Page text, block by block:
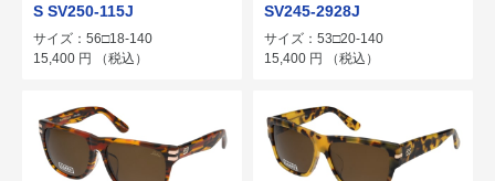
S SV250-115J
サイズ：56□18-140
15,400 円 （税込）
SV245-2928J
サイズ：53□20-140
15,400 円 （税込）